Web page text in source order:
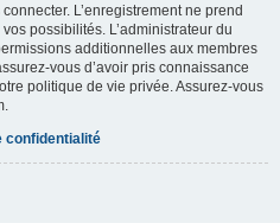
L’enregistrement ne prend
possibilités. L’administrateur du
additionnelles aux membres
vous d’avoir pris connaissance
politique de vie privée. Assurez-vous
confidentialité